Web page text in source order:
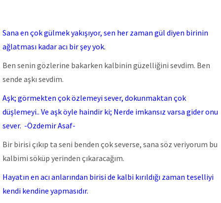
Sana en çok gülmek yakışıyor, sen her zaman gül diyen birinin
ağlatması kadar acı bir şey yok.
Ben senin gözlerine bakarken kalbinin güzelliğini sevdim. Ben
sende aşkı sevdim.
Aşk; görmekten çok özlemeyi sever, dokunmaktan çok
düşlemeyi.. Ve aşk öyle haindir ki; Nerde imkansız varsa gider onu
sever. -Özdemir Asaf-
Bir birisi çıkıp ta seni benden çok severse, sana söz veriyorum bu
kalbimi söküp yerinden çıkaracağım.
Hayatın en acı anlarından birisi de kalbi kırıldığı zaman teselliyi
kendi kendine yapmasıdır.